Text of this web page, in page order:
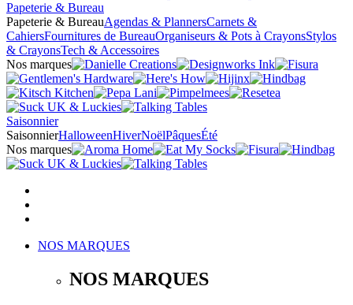
Papeterie & Bureau
Papeterie & BureauAgendas & PlannersCarnets &
CahiersFournitures de BureauOrganiseurs & Pots à CrayonsStylos
& CrayonsTech & Accessoires
Nos marques
Saisonnier
SaisonnierHalloweenHiverNoëlPâquesÉté
Nos marques
NOS MARQUES
NOS MARQUES